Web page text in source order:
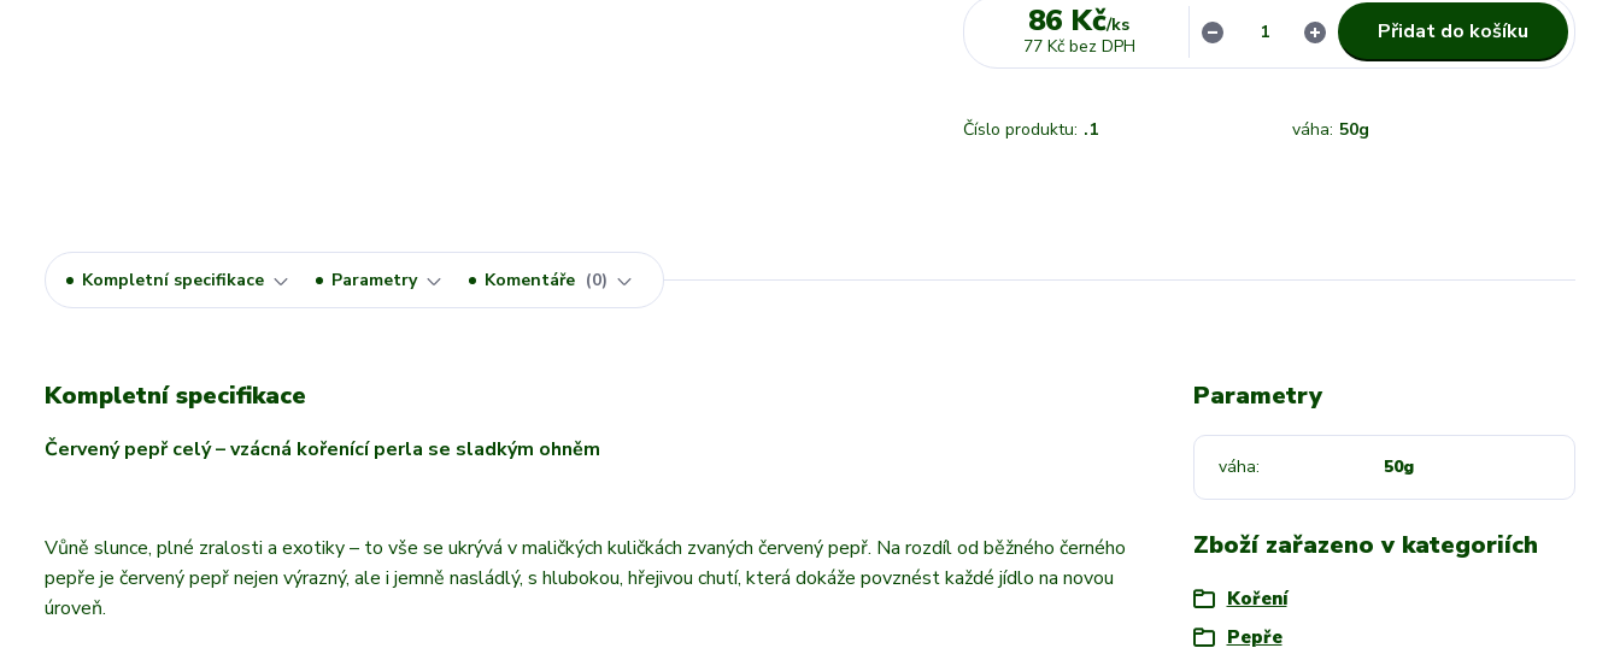
86 Kč/ks
77 Kč bez DPH
Přidat do košíku
Číslo produktu: .1 váha: 50g
Kompletní specifikace Parametry Komentáře 0
Kompletní specifikace
Červený pepř celý – vzácná kořenící perla se sladkým ohněm
Vůně slunce, plné zralosti a exotiky – to vše se ukrývá v maličkých kuličkách zvaných červený pepř. Na rozdíl od běžného černého
pepře je červený pepř nejen výrazný, ale i jemně nasládlý, s hlubokou, hřejivou chutí, která dokáže povznést každé jídlo na novou
úroveň.
Parametry
váha 50g
Zboží zařazeno v kategoriích
Koření
Pepře